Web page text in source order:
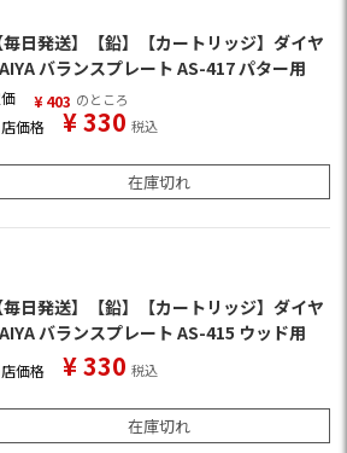
毎日発送】【鉛】【カートリッジ】ダイヤ
バランスプレート AS-417 パター用
¥ 403 のところ
価格 ¥330 税込
在庫切れ
毎日発送】【鉛】【カートリッジ】ダイヤ
バランスプレート AS-415 ウッド用
価格 ¥330 税込
在庫切れ